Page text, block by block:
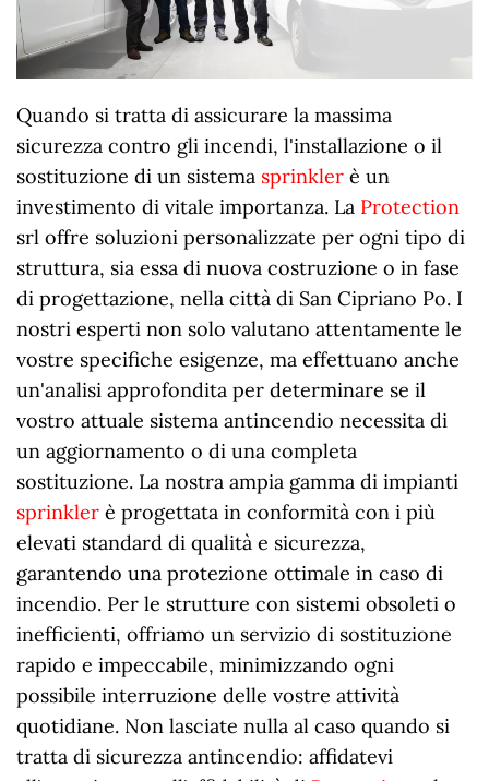
Quando si tratta di assicurare la massima
sicurezza contro gli incendi, l'installazione o il
sostituzione di un sistema sprinkler è un
investimento di vitale importanza. La Protection
srl offre soluzioni personalizzate per ogni tipo di
struttura, sia essa di nuova costruzione o in fase
di progettazione, nella città di San Cipriano Po. I
nostri esperti non solo valutano attentamente le
vostre specifiche esigenze, ma effettuano anche
un'analisi approfondita per determinare se il
vostro attuale sistema antincendio necessita di
un aggiornamento o di una completa
sostituzione. La nostra ampia gamma di impianti
sprinkler è progettata in conformità con i più
elevati standard di qualità e sicurezza,
garantendo una protezione ottimale in caso di
incendio. Per le strutture con sistemi obsoleti o
inefficienti, offriamo un servizio di sostituzione
rapido e impeccabile, minimizzando ogni
possibile interruzione delle vostre attività
quotidiane. Non lasciate nulla al caso quando si
tratta di sicurezza antincendio: affidatevi